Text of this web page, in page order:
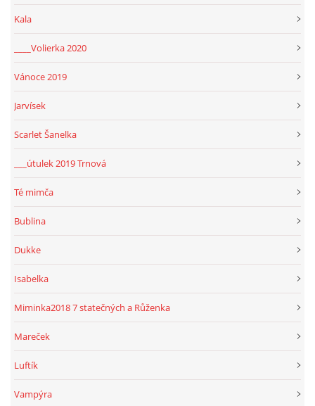
Kala
____Volierka 2020
Vánoce 2019
Jarvísek
Scarlet Šanelka
___útulek 2019 Trnová
Té mimča
Bublina
Dukke
Isabelka
Miminka2018 7 statečných a Růženka
Mareček
Luftík
Vampýra